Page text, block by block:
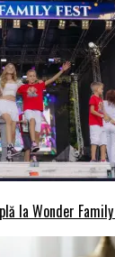
la Wonder